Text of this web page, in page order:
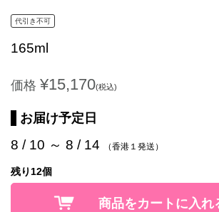
代引き不可
165ml
価格 ¥15,170(税込)
お届け予定日
8 / 10 ～ 8 / 14 （香港１発送）
残り12個
商品をカートに入れ